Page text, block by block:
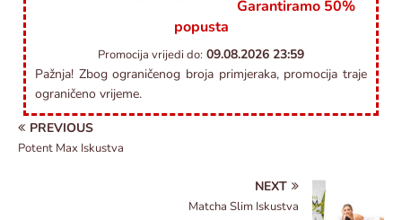
Garantiramo 50%
popusta
Promocija vrijedi do: 09.08.2026 23:59
Pažnja! Zbog ograničenog broja primjeraka, promocija traje
ograničeno vrijeme.
PREVIOUS
Potent Max Iskustva
NEXT
Matcha Slim Iskustva